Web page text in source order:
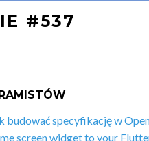
#537
budować specyfikację w
screen widget to your